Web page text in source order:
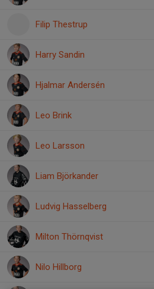
Filip Thestrup
Harry Sandin
Hjalmar Andersén
Leo Brink
Leo Larsson
Liam Björkander
Ludvig Hasselberg
Milton Thörnqvist
Nilo Hillborg